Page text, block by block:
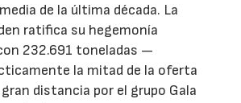
de la última década. La
ratifica su hegemonía
232.691 toneladas —
la mitad de la oferta
distancia por el grupo Gala